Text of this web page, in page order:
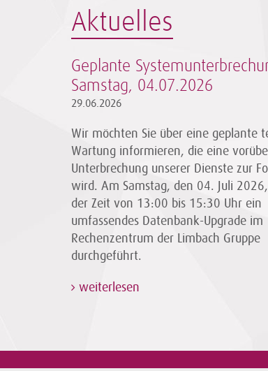
Aktuelles
Geplante
Samstag, 04.07.2026
29.06.2026
Wir möchten Sie über eine geplante
Wartung informieren, die eine
Unterbrechung unserer Dienste zur
wird. Am Samstag, den 04. Juli
der Zeit von 13:00 bis 15:30 Uhr ein
umfassendes Datenbank-Upgrade im
Rechenzentrum der Limbach Gruppe
durchgeführt.
weiterlesen